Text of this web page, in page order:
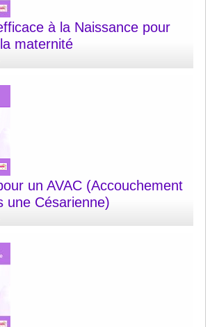
à la Naissance pour
maternité
un AVAC (Accouchement
une Césarienne)